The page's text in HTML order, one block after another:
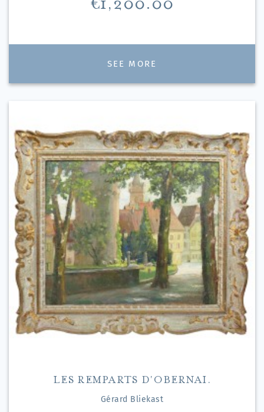
SEE MORE
LES REMPARTS D'OBERNAI.
Gérard Bliekast